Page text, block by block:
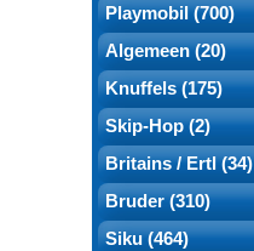
Playmobil (700)
Algemeen (20)
Knuffels (175)
Skip-Hop (2)
Britains / Ertl (34)
Bruder (310)
Siku (464)